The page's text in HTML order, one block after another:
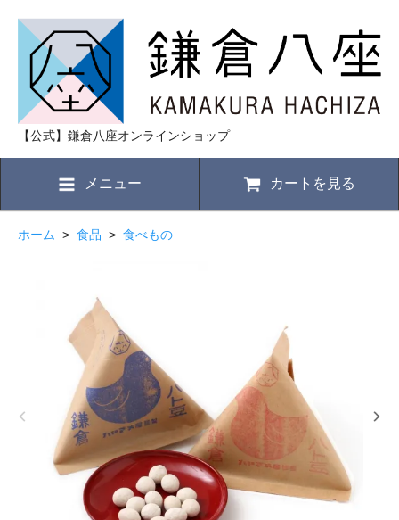
【公式】鎌倉八座オンラインショップ
メニュー カートを見る
ホーム > 食品 > 食べもの